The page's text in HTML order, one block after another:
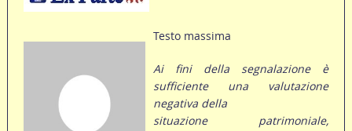
Testo massima
Ai fini della segnalazione è
sufficiente una valutazione
negativa della
situazione patrimoniale,